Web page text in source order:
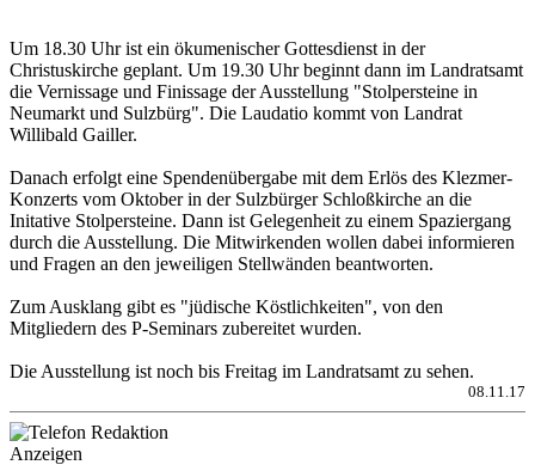
Um 18.30 Uhr ist ein ökumenischer Gottesdienst in der
Christuskirche geplant. Um 19.30 Uhr beginnt dann im Landratsamt
die Vernissage und Finissage der Ausstellung "Stolpersteine in
Neumarkt und Sulzbürg". Die Laudatio kommt von Landrat
Willibald Gailler.
Danach erfolgt eine Spendenübergabe mit dem Erlös des Klezmer-
Konzerts vom Oktober in der Sulzbürger Schloßkirche an die
Initative Stolpersteine. Dann ist Gelegenheit zu einem Spaziergang
durch die Ausstellung. Die Mitwirkenden wollen dabei informieren
und Fragen an den jeweiligen Stellwänden beantworten.
Zum Ausklang gibt es "jüdische Köstlichkeiten", von den
Mitgliedern des P-Seminars zubereitet wurden.
Die Ausstellung ist noch bis Freitag im Landratsamt zu sehen.
08.11.17
Anzeigen